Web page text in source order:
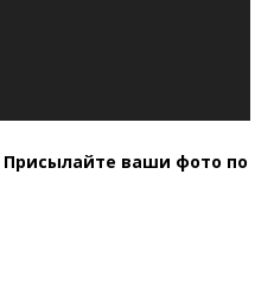
Присылайте ваши фото по